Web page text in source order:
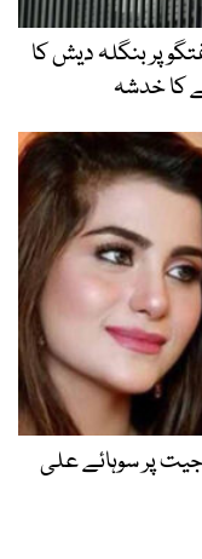
پر بنگلہ دیش کا
کا خدشہ
جیت پر سوہائے علی